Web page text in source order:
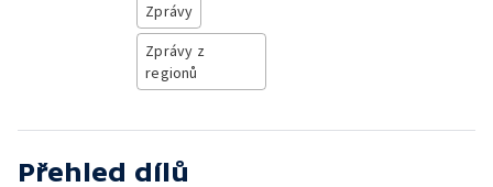
Zprávy
Zprávy z
regionů
Přehled dílů